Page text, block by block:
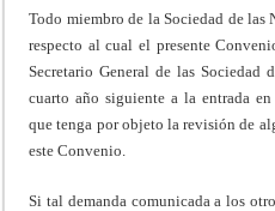
Todo miembro de la Sociedad de las
respecto al cual el presente
Secretario General de las Sociedad
cuarto año siguiente a la entrada
que tenga por objeto la revisión de
este Convenio.
Si tal demanda comunicada a los